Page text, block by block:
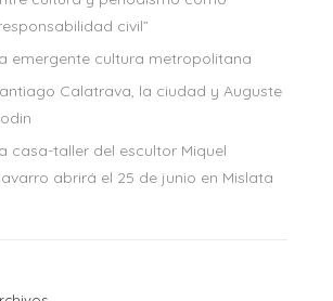
civil”
emergente cultura metropolitana
Calatrava, la ciudad y Auguste
casa-taller del escultor Miquel
abrirá el 25 de junio en Mislata